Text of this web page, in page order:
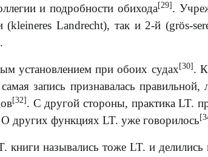
и подробности обихода [29] .
(kleineres Landrecht), так и 2-й (grös-
установлением при обоих судах [30] .
запись признавалась
[32] . С другой стороны, практика LT.
других функциях LT. уже говорилось
книги назывались тоже LT. и